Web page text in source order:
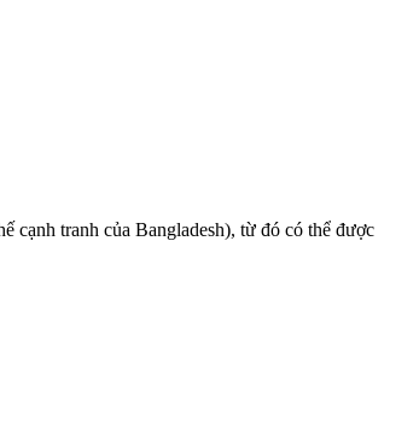
cạnh tranh của Bangladesh), từ đó có thể được